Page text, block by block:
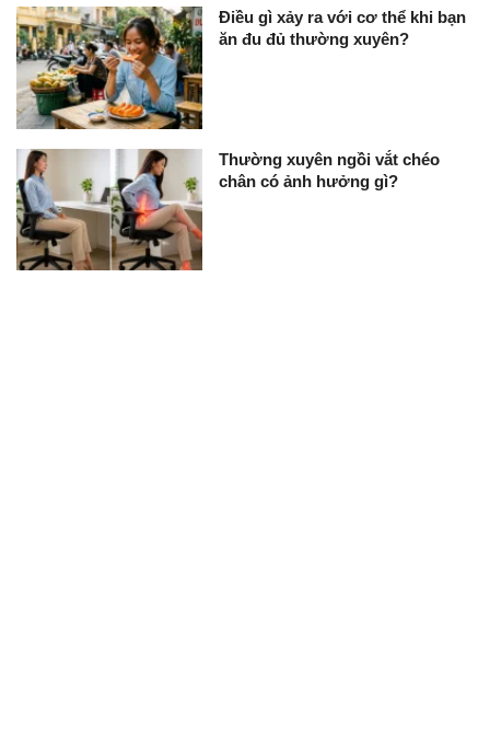
Điều gì xảy ra với cơ thể khi bạn
ăn đu đủ thường xuyên?
Thường xuyên ngồi vắt chéo
chân có ảnh hưởng gì?